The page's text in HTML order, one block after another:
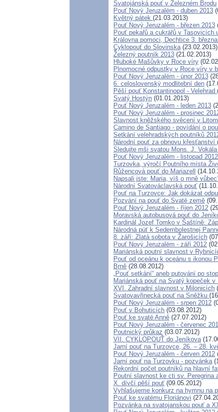
Svatojánská pouť v Železném Brodu
Pouť Nový Jeruzalém - duben 2013
Květný pátek (21.03.2013)
Pouť Nový Jeruzalém - březen 2013
Pouť pekařů a cukrářů v Tasovicích
Královna pomoci, Dechtice 3.
Cyklopouť do Slovinska(23.02.2013)
Železný poutník 2013 (21.02.2013)
Hluboké Mašůvky v Roce víry
Plnomocné odpustky v Roce víry v
Pouť Nový Jeruzalém - únor 2013
6. celoslovenský modlitební den
Pěší pouť Konstantinopol - Velehrad
Svatý Hostýn (01.01.2013)
Pouť Nový Jeruzalém - leden 2013
Pouť Nový Jeruzalém - prosinec
Slavnost kněžského svěcení v
Camino de Santiago - povídání o
Setkání velehradských poutníků
Národní pouť za obnovu křesťanství
Sledujte mši svatou Mons. J.
Pouť Nový Jeruzalém - listopad 2012
Turzovka, výročí Poutního místa
Růžencová pouť do Mariazell
Napsali jste: Maria, víš o mně
Národní Svatováclavská pouť
Pouť na Turzovce: Jak dokázat
Pozvání na pouť do Svaté země
Pouť Nový Jeruzalém - říjen 2012
Moravská autobusová pouť do
Kardinál Jozef Tomko v Šaštíně:
Národná púť k Sedembolestnej
8. září: Zlatá sobota v Žarošicích
Pouť Nový Jeruzalém - září 2012
Mariánská poutní slavnost v
Pouť od oceánu k oceánu s ikonou
Brně (28.08.2012)
„Pouť setkání“ aneb putování po
Mariánská pouť na Svatý kopeček v
XVI. Zahradní slavnost v Milonicích
Svatovavřinecká pouť na Sněžku
Pouť Nový Jeruzalém - srpen 2012
Pouť v Bohuticích (03.08.2012)
Pouť ke svaté Anně (27.07.2012)
Pouť Nový Jeruzalém - červenec
Poutnický průkaz (03.07.2012)
VII. CYKLOPOUŤ do Jeníkova
Jarní pouť na Turzovce, 26. – 28.
Pouť Nový Jeruzalém - červen 2012
Jarní pouť na Turzovku - pozvánka
Rekordní počet poutníků na hlavní
Poutní slavnost ke cti sv. Peregrina
X. dívčí pěší pouť (09.05.2012)
Vyhlašujeme konkurz na hymnu na
Pouť ke svatému Floriánovi
Pozvánka na svatojanskou pouť a